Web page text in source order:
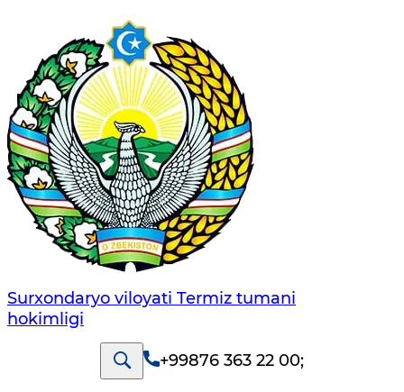
Surxondaryo viloyati Termiz tumani
hokimligi
+99876 363 22 00;